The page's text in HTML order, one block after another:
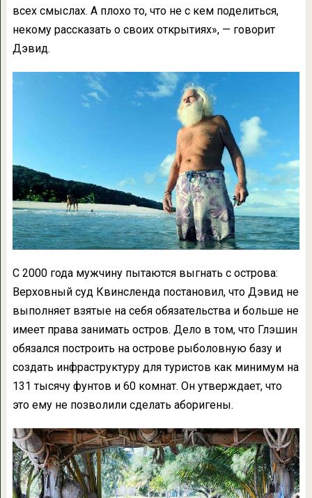
всех смыслах. А плохо то, что не с кем поделиться,
некому рассказать о своих открытиях», — говорит
Дэвид.
С 2000 года мужчину пытаются выгнать с острова:
Верховный суд Квинсленда постановил, что Дэвид не
выполняет взятые на себя обязательства и больше не
имеет права занимать остров. Дело в том, что Глэшин
обязался построить на острове рыболовную базу и
создать инфраструктуру для туристов как минимум на
131 тысячу фунтов и 60 комнат. Он утверждает, что
это ему не позволили сделать аборигены.